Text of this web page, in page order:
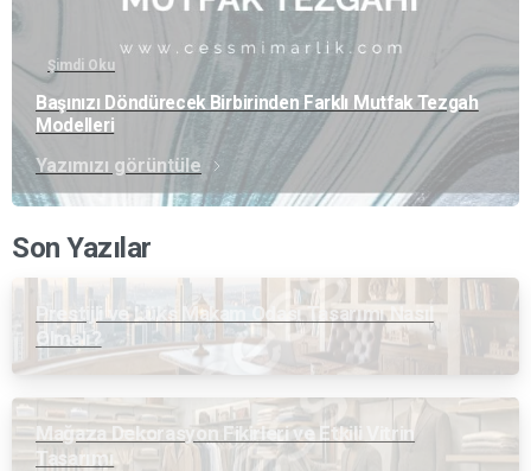
Şimdi Oku
Başınızı Döndürecek Birbirinden Farklı Mutfak Tezgah
Modelleri
Yazımızı görüntüle
Son Yazılar
Prestijli ve Lüks Makam Odası Tasarımı Nasıl
Olmalı?
Mağaza Dekorasyon Fikirleri ve Etkili Vitrin
Tasarımı